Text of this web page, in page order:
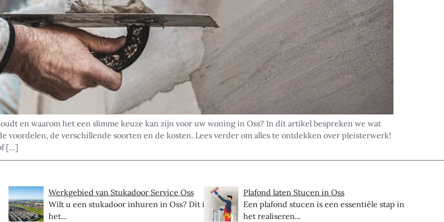
en waarom het een slimme keuze kan zijn voor uw woning in Oss? In dit artikel bespreken we wat
voordelen, de verschillende soorten en de kosten. Lees verder om alles te ontdekken over pleisterwerk!
[…]
Werkgebied van Stukadoor Service Oss
Wilt u een stukadoor inhuren in Oss? Dit is
het...
Plafond laten Stucen in Oss
Een plafond stucen is een essentiële stap in
het realiseren...